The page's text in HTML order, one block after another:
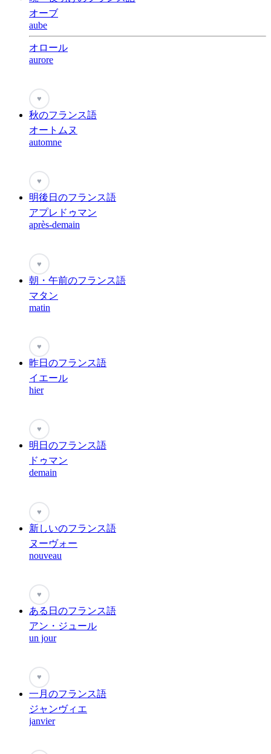
オーブ
aube
オロール
aurore
♥
秋のフランス語
オートムヌ
automne
♥
明後日のフランス語
アプレドゥマン
après-demain
♥
朝・午前のフランス語
マタン
matin
♥
昨日のフランス語
イエール
hier
♥
明日のフランス語
ドゥマン
demain
♥
新しいのフランス語
ヌーヴォー
nouveau
♥
ある日のフランス語
アン・ジュール
un jour
♥
一月のフランス語
ジャンヴィエ
janvier